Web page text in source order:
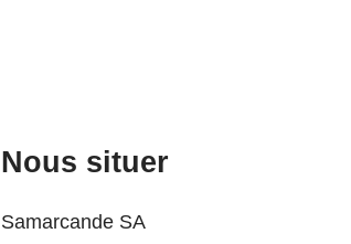
Nous situer
Samarcande SA